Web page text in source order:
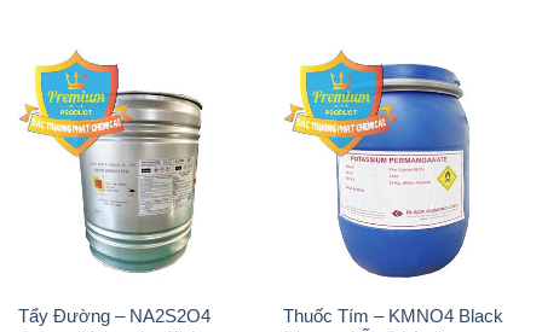
Tẩy Đường – NA2S2O4
Thuốc Tím – KMNO4 Black